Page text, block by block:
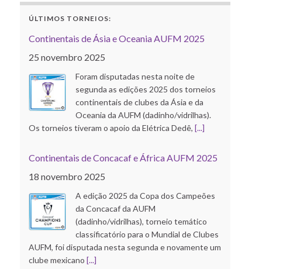
ÚLTIMOS TORNEIOS:
Continentais de Ásia e Oceania AUFM 2025
25 novembro 2025
Foram disputadas nesta noite de
segunda as edições 2025 dos torneios
continentais de clubes da Ásia e da
Oceania da AUFM (dadinho/vidrilhas).
Os torneios tiveram o apoio da Elétrica Dedê, [...]
Continentais de Concacaf e África AUFM 2025
18 novembro 2025
A edição 2025 da Copa dos Campeões
da Concacaf da AUFM
(dadinho/vidrilhas), torneio temático
classificatório para o Mundial de Clubes
AUFM, foi disputada nesta segunda e novamente um
clube mexicano [...]